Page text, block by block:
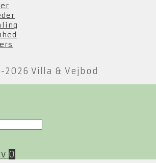
2026 Villa & Vejbod
0